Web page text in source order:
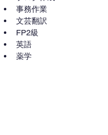
事務作業
文芸翻訳
FP2級
英語
薬学